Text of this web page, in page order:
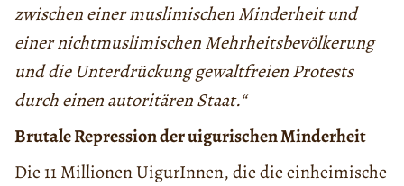
zwischen einer muslimischen Minderheit und
einer nichtmuslimischen Mehrheitsbevölkerung
und die Unterdrückung gewaltfreien Protests
durch einen autoritären Staat.“
Brutale Repression der uigurischen Minderheit
Die 11 Millionen UigurInnen, die die einheimische